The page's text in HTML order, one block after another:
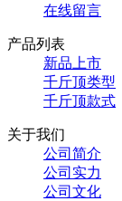
在线留言
产品列表
新品上市
千斤顶类型
千斤顶款式
关于我们
公司简介
公司实力
公司文化